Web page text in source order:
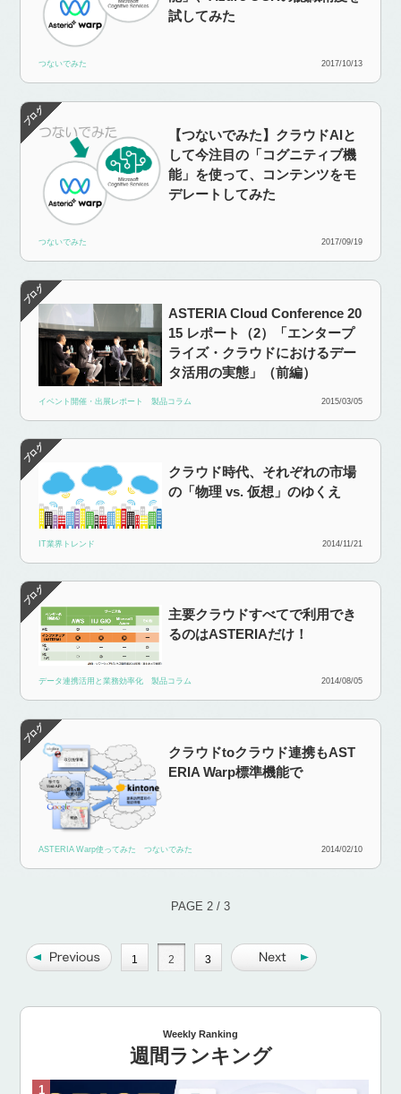
試してみた
つないでみた 2017/10/13
【つないでみた】クラウドAIと
して今注目の「コグニティブ機
能」を使って、コンテンツをモ
デレートしてみた
つないでみた 2017/09/19
ASTERIA Cloud Conference 20
15 レポート（2）「エンタープ
ライズ・クラウドにおけるデー
タ活用の実態」（前編）
イベント開催・出展レポート 製品コラム 2015/03/05
クラウド時代、それぞれの市場
の「物理 vs. 仮想」のゆくえ
IT業界トレンド 2014/11/21
主要クラウドすべてで利用でき
るのはASTERIAだけ！
データ連携活用と業務効率化 製品コラム 2014/08/05
クラウドtoクラウド連携もAST
ERIA Warp標準機能で
ASTERIA Warp使ってみた つないでみた 2014/02/10
PAGE 2 / 3
1 2 3
Weekly Ranking
週間ランキング